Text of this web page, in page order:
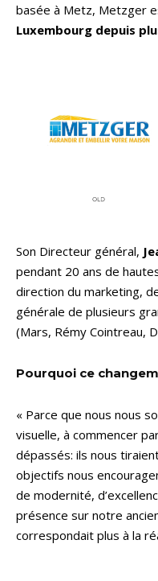
basée à Metz, Metzger
Luxembourg depuis
Son Directeur général,
pendant 20 ans de
direction du marketing,
générale de plusieurs
(Mars, Rémy Cointreau,
Pourquoi ce
« Parce que nous nous
visuelle, à commencer
dépassés: ils nous
objectifs nous
de modernité,
présence sur notre
correspondait plus à la